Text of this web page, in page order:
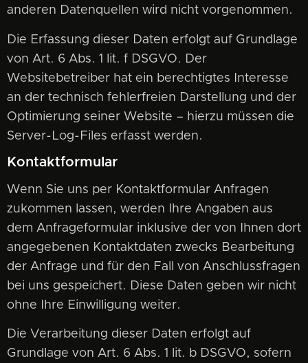
anderen Datenquellen wird nicht vorgenommen.
Die Erfassung dieser Daten erfolgt auf Grundlage
von Art. 6 Abs. 1 lit. f DSGVO. Der
Websitebetreiber hat ein berechtigtes Interesse
an der technisch fehlerfreien Darstellung und der
Optimierung seiner Website – hierzu müssen die
Server-Log-Files erfasst werden.
Kontaktformular
Wenn Sie uns per Kontaktformular Anfragen
zukommen lassen, werden Ihre Angaben aus
dem Anfrageformular inklusive der von Ihnen dort
angegebenen Kontaktdaten zwecks Bearbeitung
der Anfrage und für den Fall von Anschlussfragen
bei uns gespeichert. Diese Daten geben wir nicht
ohne Ihre Einwilligung weiter.
Die Verarbeitung dieser Daten erfolgt auf
Grundlage von Art. 6 Abs. 1 lit. b DSGVO, sofern